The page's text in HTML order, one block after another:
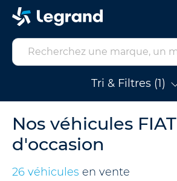
Tri & Filtres (1)
Nos véhicules FIAT
d'occasion
26 véhicules en vente